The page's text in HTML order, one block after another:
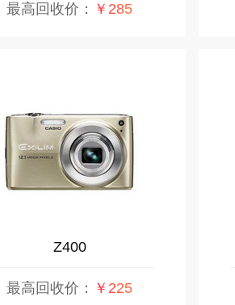
最高回收价： ￥285
Z400
最高回收价： ￥225